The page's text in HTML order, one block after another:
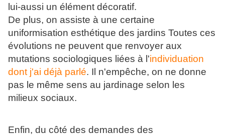
lui-aussi un élément décoratif.
De plus, on assiste à une certaine
uniformisation esthétique des jardins Toutes ces
évolutions ne peuvent que renvoyer aux
mutations sociologiques liées à l'individuation
dont j'ai déjà parlé. Il n'empêche, on ne donne
pas le même sens au jardinage selon les
milieux sociaux.
Enfin, du côté des demandes des